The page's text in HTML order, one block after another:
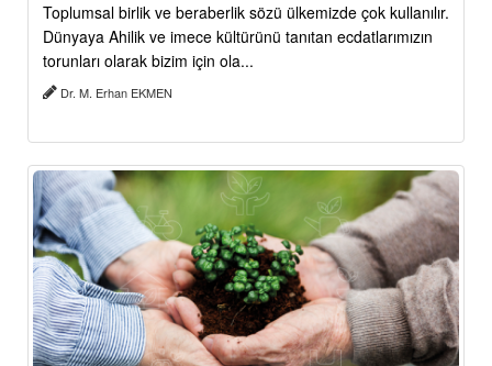
Toplumsal birlik ve beraberlik sözü ülkemizde çok kullanılır.
Dünyaya Ahilik ve imece kültürünü tanıtan ecdatlarımızın
torunları olarak bizim için ola...
Dr. M. Erhan EKMEN